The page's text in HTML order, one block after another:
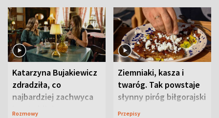
Katarzyna Bujakiewicz
zdradziła, co
najbardziej zachwyca
ją w Lublinie
Rozmowy
Ziemniaki, kasza i
twaróg. Tak powstaje
słynny piróg biłgorajski
Przepisy